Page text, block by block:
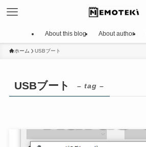
About this blog About author
ホーム USBブート
USBブート – tag –